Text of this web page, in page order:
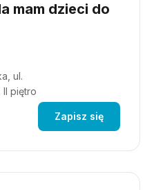
mam dzieci do
ul.
piętro
Zapisz się